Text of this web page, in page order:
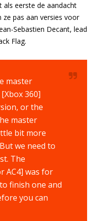
als eerste de aandacht
ze pas aan versies voor
Sebastien Decant, lead
Flag.
master
360]
or the
master
bit more
we need to
The
AC4] was for
finish one and
you can